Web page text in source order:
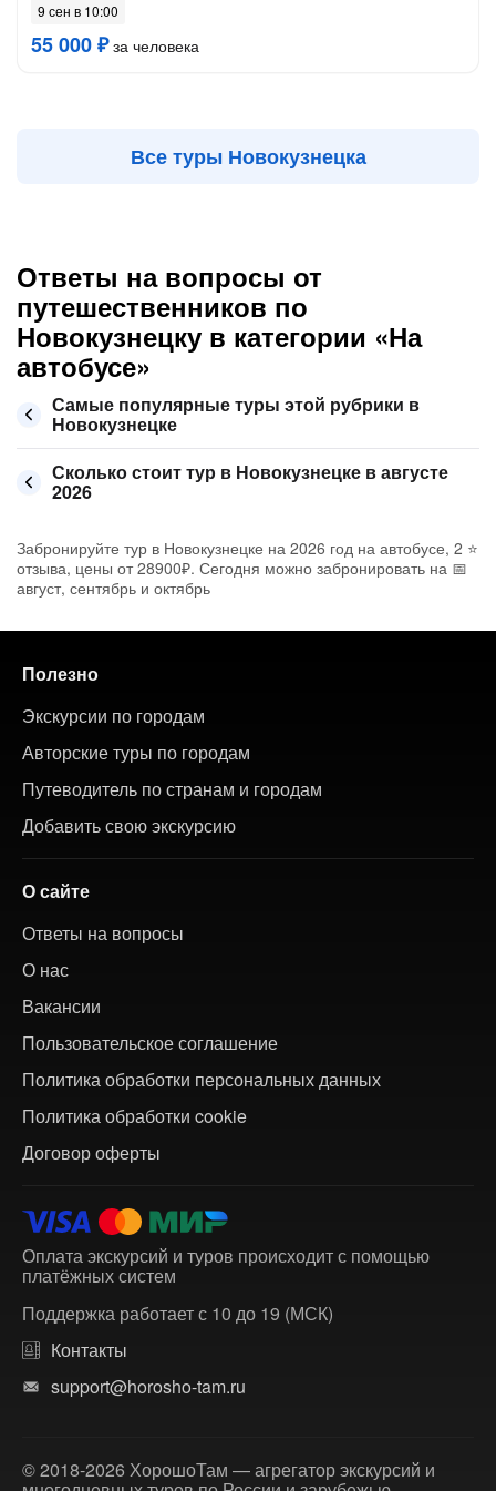
9 сен в 10:00
55 000 ₽за человека
Все туры Новокузнецка
Ответы на вопросы от
путешественников по
Новокузнецку в категории «На
автобусе»
Самые популярные туры этой рубрики в
Новокузнецке
Сколько стоит тур в Новокузнецке в августе
2026
Забронируйте тур в Новокузнецке на 2026 год на автобусе, 2 ⭐
отзыва, цены от 28900₽. Сегодня можно забронировать на 📅
август, сентябрь и октябрь
Полезно
Экскурсии по городам
Авторские туры по городам
Путеводитель по странам и городам
Добавить свою экскурсию
О сайте
Ответы на вопросы
О нас
Вакансии
Пользовательское соглашение
Политика обработки персональных данных
Политика обработки cookie
Договор оферты
Оплата экскурсий и туров происходит с помощью
платёжных систем
Поддержка работает с 10 до 19 (МСК)
Контакты
support@horosho-tam.ru
© 2018-2026 ХорошоТам — агрегатор экскурсий и